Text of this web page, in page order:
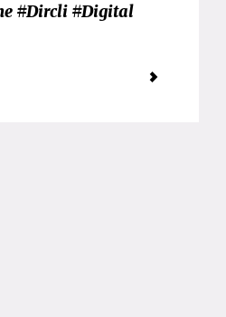
#Dircli #Digital